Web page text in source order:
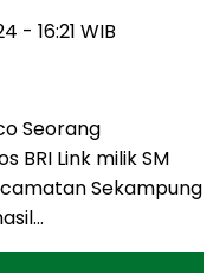
- 16:21 WIB
Seorang
BRI Link milik SM
Sekampung